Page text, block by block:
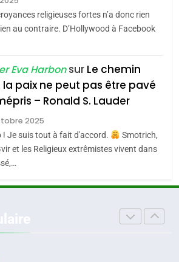
s’étendre à 13 pays
d’Amérique latine
ISRAÉL JUDAISME
2025, l’année la plus
meurtrière selon le
rapport d’ADL contre
l’antisémitisme
FRANCE ISRAÉL
FIÈRE, DIGNE ET RÉSILIENTE :
POURQUOI JE REVENDIQUE
CE QUI NOUS MANQUE –
religieuses fortes n’a donc rien
au contraire. D’Hollywood à Facebook
Eva Harbonsur Le chemin
la paix ne peut pas être pavé
– Ronald S. Lauder
2025
! Je suis tout à fait d'accord.
Smotrich,
et les Religieux extrêmistes vivent dans
Maroc : Les amandes de
Azilal consacrés produits
du terroir
DAFINA MAROC
Oeil ravageur – Vanessa De
Loya Stauber
CINEMA ISRAÉL
«Tu dis génocide, je dis
guerre»: La nouvelle
chanson de Boy George